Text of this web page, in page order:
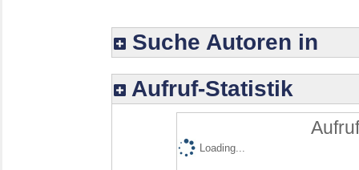
Suche Autoren in
Aufruf-Statistik
Loading...